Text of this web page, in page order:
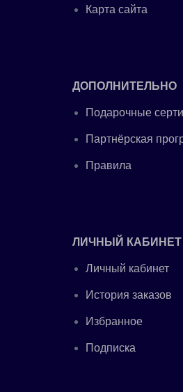
Карта сайта
ДОПОЛНИТЕЛЬНО
Подарочные
Партнёрская
Правила
ЛИЧНЫЙ КАБИНЕТ
Личный кабинет
История заказов
Избранное
Подписка